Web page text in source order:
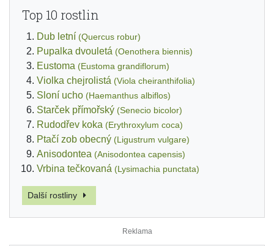
Top 10 rostlin
Dub letní (Quercus robur)
Pupalka dvouletá (Oenothera biennis)
Eustoma (Eustoma grandiflorum)
Violka chejrolistá (Viola cheiranthifolia)
Sloní ucho (Haemanthus albiflos)
Starček přímořský (Senecio bicolor)
Rudodřev koka (Erythroxylum coca)
Ptačí zob obecný (Ligustrum vulgare)
Anisodontea (Anisodontea capensis)
Vrbina tečkovaná (Lysimachia punctata)
Další rostliny